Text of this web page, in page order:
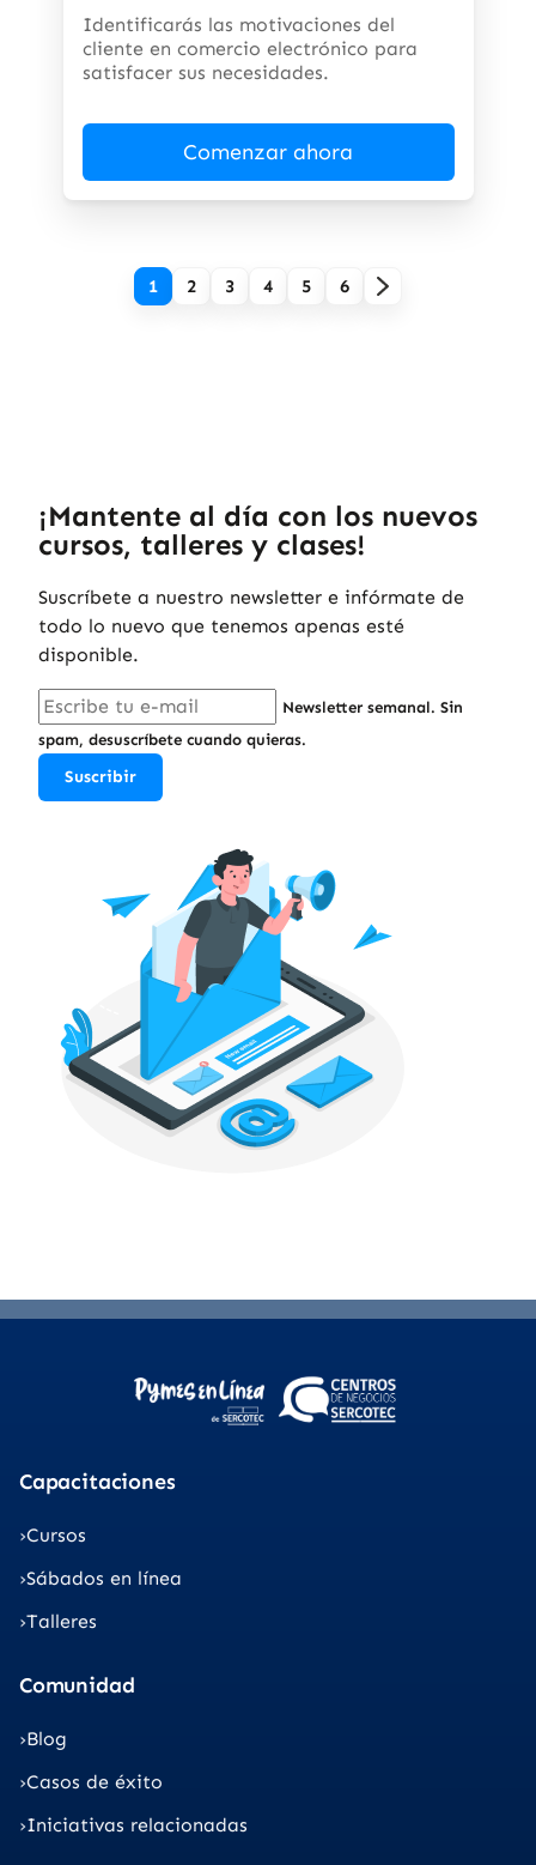
Identificarás las motivaciones del
cliente en comercio electrónico para
satisfacer sus necesidades.
Comenzar ahora
1 2 3 4 5 6
¡Mantente al día con los nuevos
cursos, talleres y clases!
Suscríbete a nuestro newsletter e infórmate de
todo lo nuevo que tenemos apenas esté
disponible.
Newsletter semanal. Sin
spam, desuscríbete cuando quieras.
Suscribir
Capacitaciones
Cursos
Sábados en línea
Talleres
Comunidad
Blog
Casos de éxito
Iniciativas relacionadas